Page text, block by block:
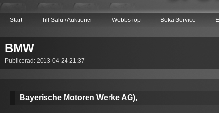
Start Till Salu / Auktioner Webbshop Boka Service
BMW
Publicerad: 2013-04-24 21:37
Bayerische Motoren Werke AG),